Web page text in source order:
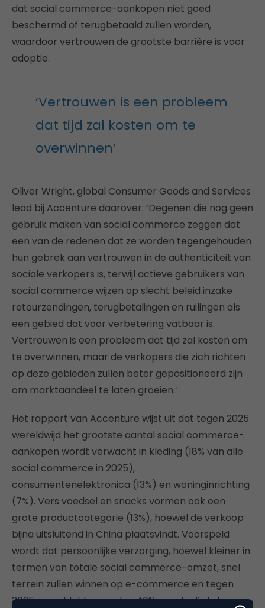
dat social commerce-aankopen niet goed
beschermd of terugbetaald zullen worden,
waardoor vertrouwen de grootste barrière is voor
adoptie.
‘Vertrouwen is een probleem
dat tijd zal kosten om te
overwinnen’
Oliver Wright, global Consumer Goods and Services
lead bij Accenture daarover: ‘Degenen die nog geen
gebruik maken van social commerce zeggen dat
een van de redenen dat ze worden tegengehouden
hun gebrek aan vertrouwen in de authenticiteit van
sociale verkopers is, terwijl actieve gebruikers van
social commerce wijzen op slecht beleid inzake
retourzendingen, terugbetalingen en ruilingen als
een gebied dat voor verbetering vatbaar is.
Vertrouwen is een probleem dat tijd zal kosten om
te overwinnen, maar de verkopers die zich richten
op deze gebieden zullen beter gepositioneerd zijn
om marktaandeel te laten groeien.’
Het rapport van Accenture wijst uit dat tegen 2025
wereldwijd het grootste aantal social commerce-
aankopen wordt verwacht in kleding (18% van alle
social commerce in 2025),
consumentenelektronica (13%) en woninginrichting
(7%). Vers voedsel en snacks vormen ook een
grote productcategorie (13%), hoewel de verkoop
bijna uitsluitend in China plaatsvindt. Voorspeld
wordt dat persoonlijke verzorging, hoewel kleiner in
termen van totale social commerce-omzet, snel
terrein zullen winnen op e-commerce en tegen
2025 gemiddeld meer dan 40% van de digitale